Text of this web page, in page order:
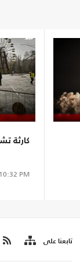
كارثة
10:32 PM
تابعنا على